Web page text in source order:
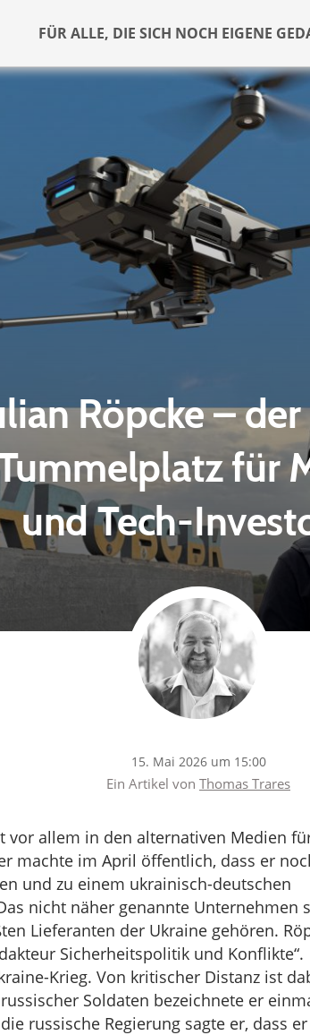
FÜR ALLE, DIE SICH NOCH EIGENE
Röpcke –
für
und Tech-
15. Mai 2026 um 15:00
Ein Artikel von Thomas Trares
vor allem in den alternativen Medien
machte im April öffentlich, dass er
und zu einem ukrainisch-deutschen
nicht näher genannte Unternehmen
Lieferanten der Ukraine gehören.
Sicherheitspolitik und Konflikte“.
Krieg. Von kritischer Distanz ist
Soldaten bezeichnete er
russische Regierung sagte er, dass er